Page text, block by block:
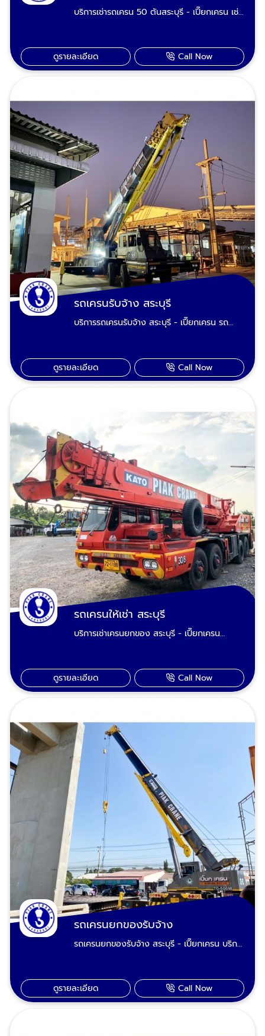
รถยนต์ รถบรรทุก รถน้ำมัน รถปูน รถบัส-รถทัวร์
เยอะ ยกเคลื่อนย้ายได้ทุกเคสทุกสภาพ เรามีรถ
เครน 25 ตันรับงานพื้นที่ อำเภอเมืองสระบุรี
หนองแค วิหารแดง หนองแซง แก่งคอย เสาไห้
หนองโดน วังม่วง หินกอง มวกเหล็ก วังน้อย
อุทัย ภาชี บางปะอิน พระนครศรีอยุธยา ลพบุรี
บ้านนา องครักษ์ นครนายก ปากช่อง เขาใหญ่
โคราช และจังหวัดเขตพื้นที่ใกล้เคียง ติดต่อ
เรียกใช้บริการเช่ารถเครน 25 ตัน : 089-983-
8695, 085-771-2552
บริการเช่ารถเครน 50 ตันสระบุรี - เปี๊ยกเครน เช่า
รับจ้างยกของหนัก ขนย้ายเครื่องจักร เรียกหา
"เปี๊ยกเครน" คนขับเครนมีใบเซอร์ รถเครนทุกคัน
ผ่านการตรวจเช็คสภาพสม่ำเสมอ มีใบ ปจ.2
เดือน และเป็นโปรเจคระยะยาว โทรติดต่อสอบถาม
งานยกไซต์งานก่อสร้าง ยกแผ่นผนังพรีคาสท์
งานก่อสร้าง ยกเหล็กบีม ยกโครงหลังคา
โรงงาน-โครงหลังคาปั๊มน้ำมัน โครงสร้างเหล็ก
ยกเสาป้ายทาวเวอร์ ยกบ้านสำเร็จรูป ยกหินขนาด
ใหญ่ บริการรถเครนให้เช่า งานยกสำหรับโรงงาน
ยกหม้อแปลงไฟฟ้า ยกเครื่องชิลเลอร์ ยกเครื่อง
เจนเนอเรเตอร์ ยกตู้คอนโทรล MDB ยกตู้
คอนเทนเนอร์ ยกแทงค์หอเหล็ก ยกแทงค์ไซโล
ยกเครื่องจักรโรงงาน ยกคานรอกเครน รถเครน
เช่า บริการงานยกสำหรับหน่วยงานราชการ และ
ทั่วไป แผ่นประตูระบายน้ำชลประทาน ยกโป๊ะ
แม็คโคร บริการขุดลอกคลองยกเสาโคมไฟถนน
ยกเสาไฟฟ้าคอนกรีต ยกคานสะพานคอนกรีตจาก
โรงงานไปไซต์งานยกพระประทาน รูปปั้นรูปแกะ
สลักขนาดใหญ่ เรียกรถเครน สระบุรี บริการ
ฉุกเฉิน ยกกู้รถอุบัติเหตุบนท้องถนน กู้รถตก
สะพาน-ตกคลอง-ตกคูน้ำ-ตกร่องกลางถนน
เป็นซาก เราผ่านงานพวกนี้มามากประสบการณ์
เยอะ ยกเคลื่อนย้ายได้ทุกเคสทุกสภาพ เรามีรถ
เครน 50 ตันรับงานพื้นที่ อำเภอเมืองสระบุรี
เฉลิมพระเกียรติ บ้านหมอ พระพุทธบาท ดอนพุด
หนองโดน วังม่วง หินกอง มวกเหล็ก วังน้อย
อุทัย ภาชี บางปะอิน พระนครศรีอยุธยา ลพบุรี
บ้านนา องครักษ์ นครนายก ปากช่อง เขาใหญ่
โคราช ติดต่อเรียกใช้บริการเช่ารถเครน 50
ตัน : 089-983-8695, 085-771-2552
ดูรายละเอียด Call Now
รถเครนรับจ้าง สระบุรี
บริการรถเครนรับจ้าง สระบุรี - เปี๊ยกเครน รถ
งานยกของหนักโดยเฉพาะ 100 ตัน, 120 ตัน,
160 ตัน, 200 ตัน, 220 ตัน, 360 ตัน และ 400
ตัน TADANO Crane, KATO Crane รถตักดิน
รับงาน 24 ชั่วโมง รองรับงานเช่ารายวัน ราย
เดือน และเป็นโปรเจคระยะยาว เรียกหา "เปี๊ยก
เครน" รับจ้างยกของหนัก ขนย้ายเครื่องจักร ติด
ตั้งบ้านระบบพรีคาสท์ บริการรับปรับหน้าดินปรับ
พื้นที่ ทั้งรถเครนและพนักงานขับรถเครนได้ผ่าน
การตรวจเช็คและอบรมจากวิศวกร (สามัญวิศวกร
สาขาวิศวกรรมเครื่องกล) พร้อมบริการในพื้นที่
จังหวัดสระบุรี พระนครศรีอยุธยา ลพบุรี
ปากช่อง-เขาใหญ่-โคราช และจังหวัดเขตพื้นที่ใกล้
เคียง บริการรถเครนรับจ้าง งานยกไซต์งาน
ก่อสร้าง ยกแผ่นผนังพรีคาสท์งานก่อสร้าง ยก
เหล็กบีม ยกโครงหลังคาโรงงาน-โครงหลังคาปั๊ม
น้ำมัน โครงสร้างเหล็ก ยกเสาป้ายทาวเวอร์ ยก
บ้านสำเร็จรูป ยกหินขนาดใหญ่ บริการรถเครนให้
เช่า งานยกสำหรับโรงงาน ยกหม้อแปลงไฟฟ้า
ยกเครื่องชิลเลอร์ ยกเครื่องเจนเนอเรเตอร์ ยกตู้
คอนโทรล MDB ยกตู้คอนเทนเนอร์ ยกแทงค์หอ
เหล็ก ยกแทงค์ไซโล ยกเครื่องจักรโรงงาน ยก
คานรอกเครน รถเครนเช่า บริการงานยกสำหรับ
ยกเสาโคมไฟถนน ยกเสาไฟฟ้าคอนกรีต ยกคาน
สะพานคอนกรีตจากโรงงานไปไซต์งานยกพระ
ประทาน รูปปั้นรูปแกะสลักขนาดใหญ่ เรียกรถ
ท้องถนน กู้รถตกสะพาน-ตกคลอง-ตกคูน้ำ-ตก
ร่องกลางถนน รถยนต์ รถบรรทุก รถน้ำมัน รถปูน
รถบัส-รถทัวร์ สภาพหงายท้อง รถตะแคง รถคว่ำ
ยกได้ ชนเละเป็นซาก เราผ่านงานพวกนี้มามาก
ประสบการณ์เยอะ ยกเคลื่อนย้ายได้ทุกเคสทุก
สภาพ เรามีรถเครนรับจ้างรับงานพื้นที่ อำเภอ
เมืองสระบุรีหนองแค วิหารแดง หนองแซง
แก่งคอย เสาไห้ เฉลิมพระเกียรติ บ้านหมอ
พระพุทธบาท ดอนพุด หนองโดน วังม่วง หิน
กอง มวกเหล็ก วังน้อย อุทัย ภาชี บางปะอิน
พระนครศรีอยุธยา ลพบุรี บ้านนา องครักษ์
นครนายก ปากช่อง เขาใหญ่ โคราช ติดต่อเรียก
ใช้บริการรถเครนรับจ้าง สระบุรี : 089-983-
8695, 085-771-2552
ดูรายละเอียด Call Now
รถเครนให้เช่า สระบุรี
บริการเช่าเครนยกของ สระบุรี - เปี๊ยกเครน
รองรับงานยกของหนักโดยเฉพาะ 100 ตัน, 120
ตัน, 160 ตัน, 200 ตัน, 220 ตัน, 360 ตัน และ
400 ตัน TADANO Crane, KATO Crane รถ
ใหม่พร้อมรับงาน 24 ชั่วโมง รองรับงานเช่าราย
วัน รายเดือน และเป็นโปรเจคระยะยาว เรียกหา
"เปี๊ยกเครน" รับจ้างยกของหนัก ขนย้าย
เครื่องจักร ติดตั้งบ้านระบบพรีคาสท์ บริการรับ
ปรับหน้าดินปรับพื้นที่ ทั้งรถเครนและพนักงานขับ
รถเครนได้ผ่านการตรวจเช็คและอบรมจากวิศวกร
(สามัญวิศวกร สาขาวิศวกรรมเครื่องกล) พร้อม
บริการในพื้นที่จังหวัดสระบุรี พระนครศรีอยุธยา
ลพบุรี ปากช่อง-เขาใหญ่-โคราช และจังหวัดเขต
พื้นที่ใกล้เคียง บริการรถเครนรับจ้าง งานยก
ไซต์งานก่อสร้าง ยกแผ่นผนังพรีคาสท์งาน
ก่อสร้าง ยกเหล็กบีม ยกโครงหลังคาโรงงาน-
โครงหลังคาปั๊มน้ำมัน โครงสร้างเหล็ก ยกเสาป้าย
ทาวเวอร์ ยกบ้านสำเร็จรูป ยกหินขนาดใหญ่
บริการรถเครนให้เช่า งานยกสำหรับโรงงาน ยก
หม้อแปลงไฟฟ้า ยกเครื่องชิลเลอร์ ยกเครื่องเจน
เนอเรเตอร์ ยกตู้คอนโทรล MDB ยกตู้
คอนเทนเนอร์ ยกแทงค์หอเหล็ก ยกแทงค์ไซโล
ยกเครื่องจักรโรงงาน ยกคานรอกเครน รถเครน
แม็คโคร บริการขุดลอกคลองยกเสาโคมไฟถนน
ยกเสาไฟฟ้าคอนกรีต ยกคานสะพานคอนกรีตจาก
โรงงานไปไซต์งานยกพระประทาน รูปปั้น รูปแกะ
ดูรายละเอียด Call Now
รถเครนยกของรับจ้าง
รถเครนยกของรับจ้าง สระบุรี - เปี๊ยกเครน บริการ
รองรับงานยกของหนักโดยเฉพาะ100 ตัน, 120
ตัน, 160 ตัน, 200 ตัน, 220 ตัน, 360 ตัน และ
400 ตัน บริการยกของใหญ่ ยกของหนักมาก
ดูรายละเอียด Call Now